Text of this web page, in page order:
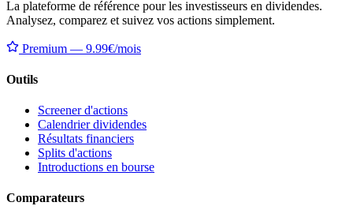
La plateforme de référence pour les investisseurs en dividendes.
Analysez, comparez et suivez vos actions simplement.
Premium — 9.99€/mois
Outils
Screener d'actions
Calendrier dividendes
Résultats financiers
Splits d'actions
Introductions en bourse
Comparateurs